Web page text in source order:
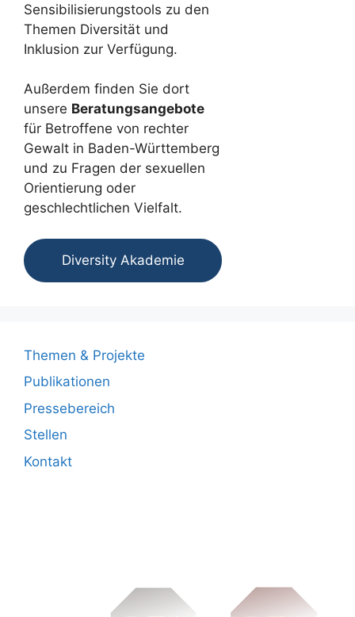
Sensibilisierungstools zu den
Themen Diversität und
Inklusion zur Verfügung.
Außerdem finden Sie dort
unsere Beratungsangebote
für Betroffene von rechter
Gewalt in Baden-Württemberg
und zu Fragen der sexuellen
Orientierung oder
geschlechtlichen Vielfalt.
Diversity Akademie
Themen & Projekte
Publikationen
Pressebereich
Stellen
Kontakt